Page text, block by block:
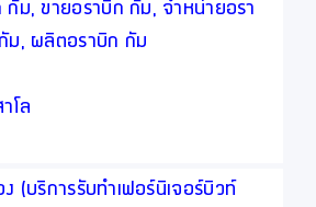
ม, ขายอราบิก กัม, จำหน่ายอรา
ม, ผลิตอราบิก กัม
โล
ง (บริการรับทำเฟอร์นิเจอร์บิวท์